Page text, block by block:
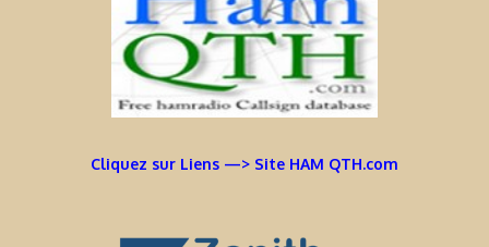
Cliquez sur Liens —> Site HAM QTH.com